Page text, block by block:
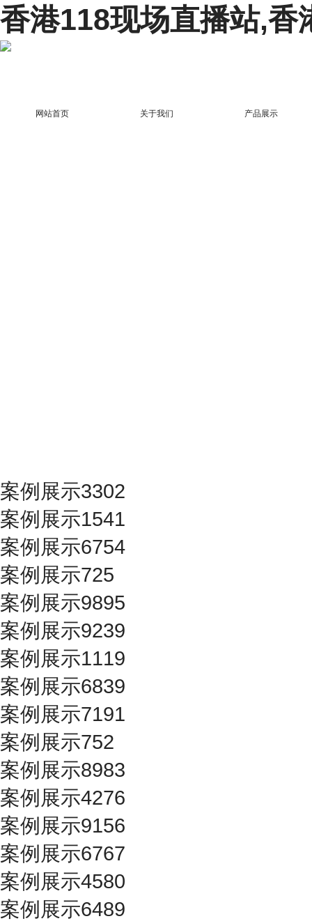
香港118现场直播站,香
网站首页 关于我们 产品展示
案例展示3302
案例展示1541
案例展示6754
案例展示725
案例展示9895
案例展示9239
案例展示1119
案例展示6839
案例展示7191
案例展示752
案例展示8983
案例展示4276
案例展示9156
案例展示6767
案例展示4580
案例展示6489